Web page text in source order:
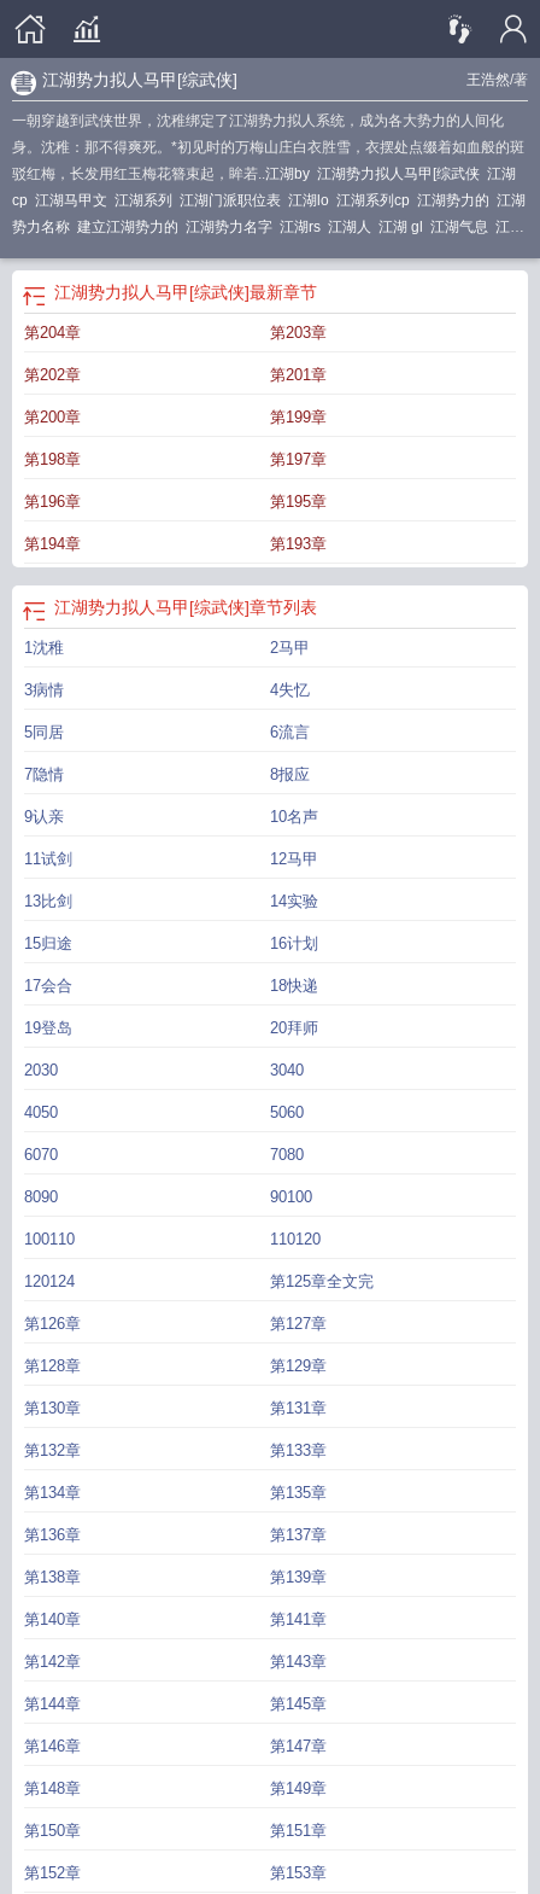
王浩然/著
江湖势力拟人马甲[综武侠]
一朝穿越到武侠世界，沈稚绑定了江湖势力拟人系统，成为各大势力的人间化
身。沈稚：那不得爽死。*初见时的万梅山庄白衣胜雪，衣摆处点缀着如血般的斑
驳红梅，长发用红玉梅花簪束起，眸若..江湖by 江湖势力拟人马甲[综武侠 江湖
cp 江湖马甲文 江湖系列 江湖门派职位表 江湖lo 江湖系列cp 江湖势力的 江湖
势力名称 建立江湖势力的 江湖势力名字 江湖rs 江湖人 江湖 gl 江湖气息 江湖
江湖势力拟人马甲[综武侠]最新章节
第204章 第203章
第202章 第201章
第200章 第199章
第198章 第197章
第196章 第195章
第194章 第193章
江湖势力拟人马甲[综武侠]章节列表
1沈稚 2马甲
3病情 4失忆
5同居 6流言
7隐情 8报应
9认亲 10名声
11试剑 12马甲
13比剑 14实验
15归途 16计划
17会合 18快递
19登岛 20拜师
2030 3040
4050 5060
6070 7080
8090 90100
100110 110120
120124 第125章全文完
第126章 第127章
第128章 第129章
第130章 第131章
第132章 第133章
第134章 第135章
第136章 第137章
第138章 第139章
第140章 第141章
第142章 第143章
第144章 第145章
第146章 第147章
第148章 第149章
第150章 第151章
第152章 第153章